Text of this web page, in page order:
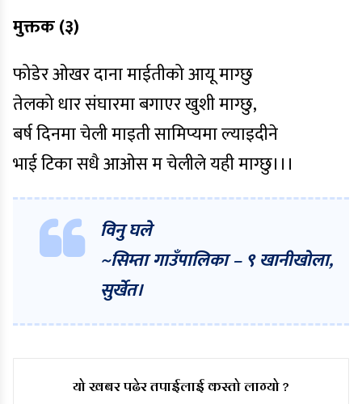
मुक्तक (३)
फोडेर ओखर दाना माईतीको आयू माग्छु
तेलको धार संघारमा बगाएर खुशी माग्छु,
बर्ष दिनमा चेली माइती सामिप्यमा ल्याइदीने
भाई टिका सधै आओस म चेलीले यही माग्छु।।।
विनु घले
~सिम्ता गाउँपालिका – ९ खानीखोला,
सुर्खेत।
यो खबर पढेर तपाईलाई कस्तो लाग्यो ?